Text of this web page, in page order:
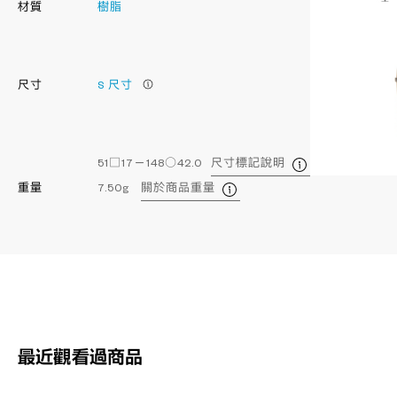
材質 樹脂
尺寸 S 尺寸
51□17－148○42.0 尺寸標記說明
重量 7.50g 關於商品重量
最近觀看過商品